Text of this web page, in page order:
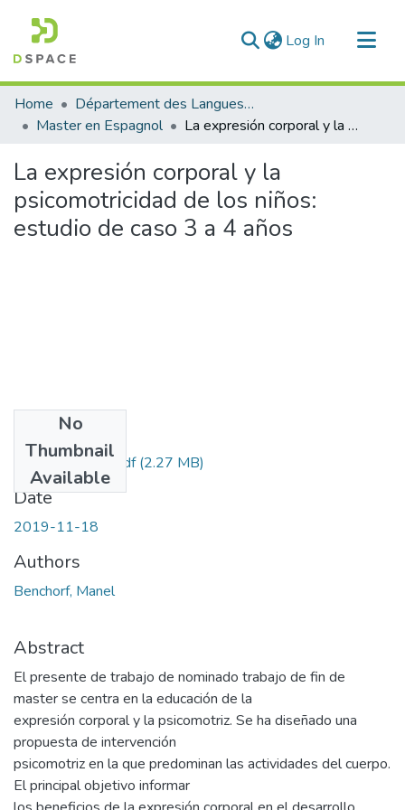
Log In (current)
Communities & Collections
All of DSpace
Home
Département des Langues étrangères
Master en Espagnol
La expresión corporal y la psicomotricidad de los niños: estudio de caso 3 a 4 años
La expresión corporal y la
psicomotricidad de los niños:
estudio de caso 3 a 4 años
No
Thumbnail
Available
benchorf-manel.pdf(2.27 MB)
Date
2019-11-18
Authors
Benchorf, Manel
Abstract
El presente de trabajo de nominado trabajo de fin de
master se centra en la educación de la
expresión corporal y la psicomotriz. Se ha diseñado una
propuesta de intervención
psicomotriz en la que predominan las actividades del cuerpo.
El principal objetivo informar